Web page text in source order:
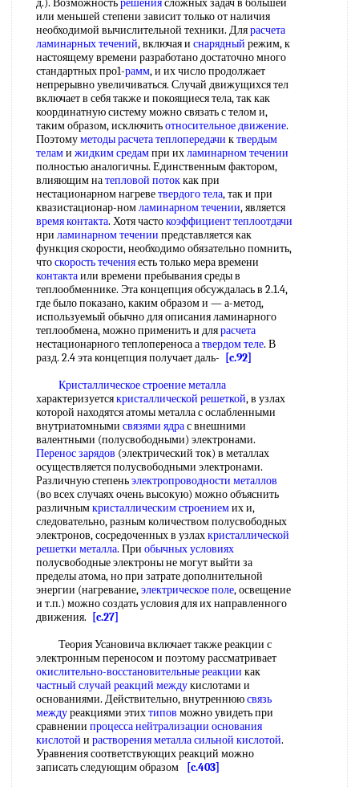
д.). Возможностьрешениясложных задач в большей
или меньшей степени зависит только от наличия
необходимой вычислительной техники. Длярасчета
ламинарных течений, включая и снарядный режим, к
настоящему времени разработано достаточно много
стандартных про1-рамм, и их число продолжает
непрерывно увеличиваться. Случай движущихся тел
включает в себя также и покоящиеся тела, так как
координатную систему можно связать с телом и,
таким образом, исключитьотносительное движение.
Поэтомуметоды расчета теплопередачи ктвердым
телами жидким средампри ихламинарном течении
полностью аналогичны. Единственным фактором,
влияющим натепловой потоккак при
нестационарном нагреветвердого тела, так и при
квазистационар-номламинарном течении, является
время контакта. Хотя частокоэффициент теплоотдачи
нри ламинарном течении представляется как
функция скорости, необходимо обязательно помнить,
чтоскорость теченияесть только мера времени
контактаили времени пребывания среды в
теплообменнике. Эта концепция обсуждалась в 2.1.4,
где было показано, каким образом и — а-метод,
используемый обычно для описания ламинарного
теплообмена, можно применить и длярасчета
нестационарного теплопереноса атвердом теле. В
разд. 2.4 эта концепция получает даль-
[c.92]
Кристаллическое строение металла
характеризуетсякристаллической решеткой, в узлах
которой находятся атомы металла с ослабленными
внутриатомными связями ядрас внешними
валентными (полусвободными) электронами.
Перенос зарядов (электрический ток) в металлах
осуществляется полусвободными электронами.
Различную степеньэлектропроводности металлов
(во всех случаях очень высокую) можно объяснить
различнымкристаллическим строениемих и,
следовательно, разным количеством полусвободных
электронов, сосредоченных в узлахкристаллической
решетки металла. При обычных условиях
полусвободные электроны не могут выйти за
пределы атома, но при затрате дополнительной
энергии (нагревание,электрическое поле, освещение
и т.п.) можно создать условия для их направленного
движения.
[c.27]
Теория Усановича включает также реакции с
электронным переносом и поэтому рассматривает
окислительно-восстановительные реакции как
частный случай реакций междукислотами и
основаниями. Действительно, внутреннююсвязь
междуреакциями этихтипов можно увидеть при
сравнении процессанейтрализации основания
кислотой и растворения металласильной кислотой.
Уравнения соответствующих реакций можно
записать следующим образом
[c.403]